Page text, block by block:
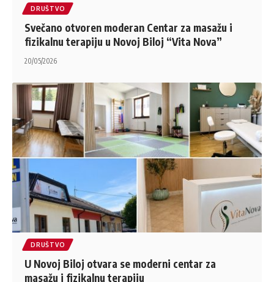
DRUŠTVO
Svečano otvoren moderan Centar za masažu i
fizikalnu terapiju u Novoj Biloj “Vita Nova”
20/05/2026
DRUŠTVO
U Novoj Biloj otvara se moderni centar za
masažu i fizikalnu terapiju